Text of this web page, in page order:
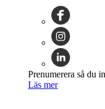
Prenumerera så du
Läs mer